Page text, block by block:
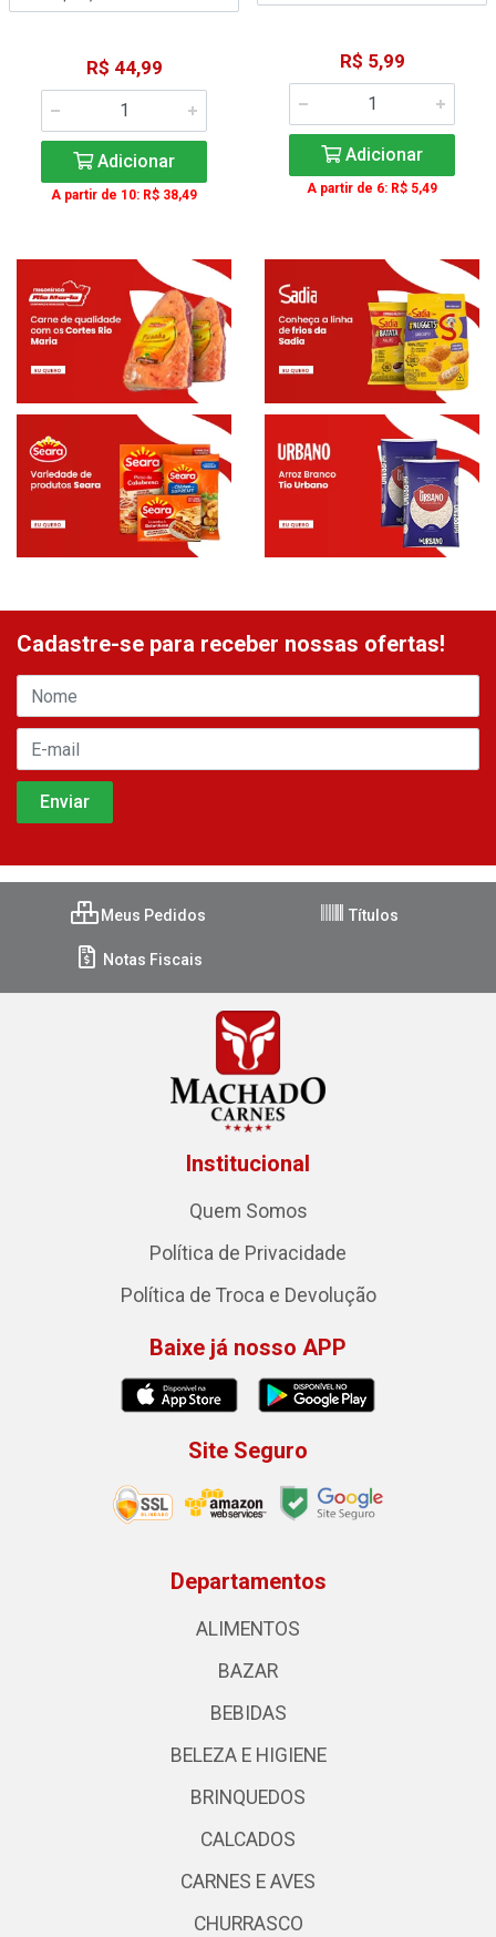
R$ 44,99
Adicionar
A partir de 10: R$ 38,49
R$ 5,99
Adicionar
A partir de 6: R$ 5,49
Cadastre-se para receber nossas ofertas!
Meus Pedidos Títulos
Notas Fiscais
Institucional
Quem Somos
Política de Privacidade
Política de Troca e Devolução
Baixe já nosso APP
Site Seguro
Departamentos
ALIMENTOS
BAZAR
BEBIDAS
BELEZA E HIGIENE
BRINQUEDOS
CALCADOS
CARNES E AVES
CHURRASCO